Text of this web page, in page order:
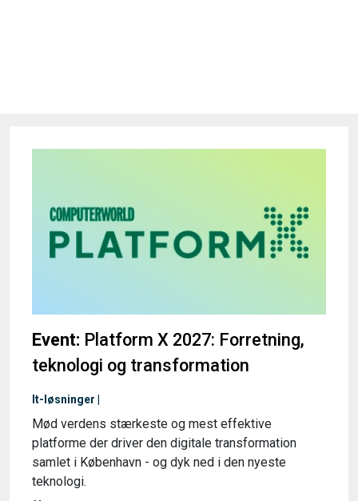
Event: Platform X 2027: Forretning,
teknologi og transformation
It-løsninger |
Mød verdens stærkeste og mest effektive
platforme der driver den digitale transformation
samlet i København - og dyk ned i den nyeste
teknologi.